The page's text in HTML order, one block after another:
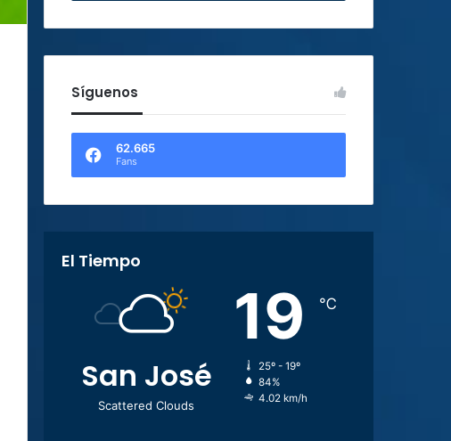
Síguenos
62.665
Fans
El Tiempo
San José
Scattered Clouds
19 ℃
25º - 19º
84%
4.02 km/h